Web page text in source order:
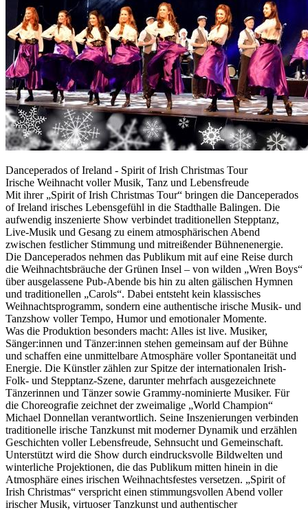
Danceperados of Ireland - Spirit of Irish Christmas Tour
Irische Weihnacht voller Musik, Tanz und Lebensfreude
Mit ihrer „Spirit of Irish Christmas Tour“ bringen die Danceperados
of Ireland irisches Lebensgefühl in die Stadthalle Balingen. Die
aufwendig inszenierte Show verbindet traditionellen Stepptanz,
Live-Musik und Gesang zu einem atmosphärischen Abend
zwischen festlicher Stimmung und mitreißender Bühnenenergie.
Die Danceperados nehmen das Publikum mit auf eine Reise durch
die Weihnachtsbräuche der Grünen Insel – von wilden „Wren Boys“
über ausgelassene Pub-Abende bis hin zu alten gälischen Hymnen
und traditionellen „Carols“. Dabei entsteht kein klassisches
Weihnachtsprogramm, sondern eine authentische irische Musik- und
Tanzshow voller Tempo, Humor und emotionaler Momente.
Was die Produktion besonders macht: Alles ist live. Musiker,
Sänger:innen und Tänzer:innen stehen gemeinsam auf der Bühne
und schaffen eine unmittelbare Atmosphäre voller Spontaneität und
Energie. Die Künstler zählen zur Spitze der internationalen Irish-
Folk- und Stepptanz-Szene, darunter mehrfach ausgezeichnete
Tänzerinnen und Tänzer sowie Grammy-nominierte Musiker. Für
die Choreografie zeichnet der zweimalige „World Champion“
Michael Donnellan verantwortlich. Seine Inszenierungen verbinden
traditionelle irische Tanzkunst mit moderner Dynamik und erzählen
Geschichten voller Lebensfreude, Sehnsucht und Gemeinschaft.
Unterstützt wird die Show durch eindrucksvolle Bildwelten und
winterliche Projektionen, die das Publikum mitten hinein in die
Atmosphäre eines irischen Weihnachtsfestes versetzen. „Spirit of
Irish Christmas“ verspricht einen stimmungsvollen Abend voller
irischer Musik, virtuoser Tanzkunst und authentischer